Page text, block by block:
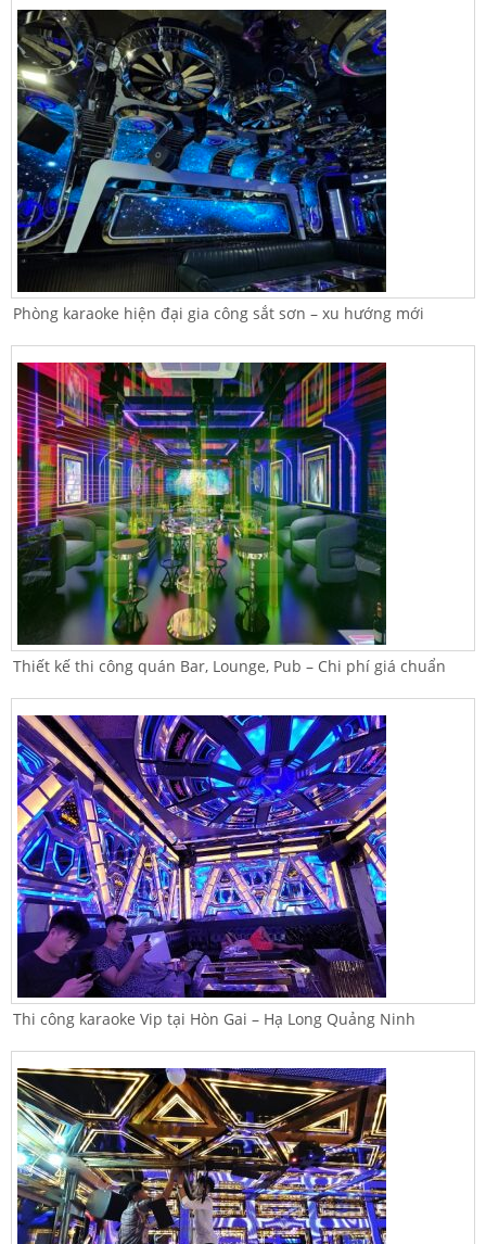
Phòng karaoke hiện đại gia công sắt sơn – xu hướng mới
Thiết kế thi công quán Bar, Lounge, Pub – Chi phí giá chuẩn
Thi công karaoke Vip tại Hòn Gai – Hạ Long Quảng Ninh